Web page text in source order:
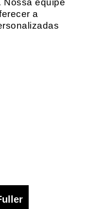
Nossa equipe
a